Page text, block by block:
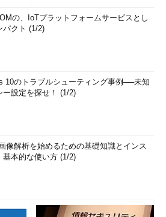
の、IoTプラットフォームサービスとし
パクト (1/2)
10のトラブルシューティング事例──未知
ー設定を探せ！ (1/2)
像解析を始めるための基礎知識とインス
基本的な使い方 (1/2)